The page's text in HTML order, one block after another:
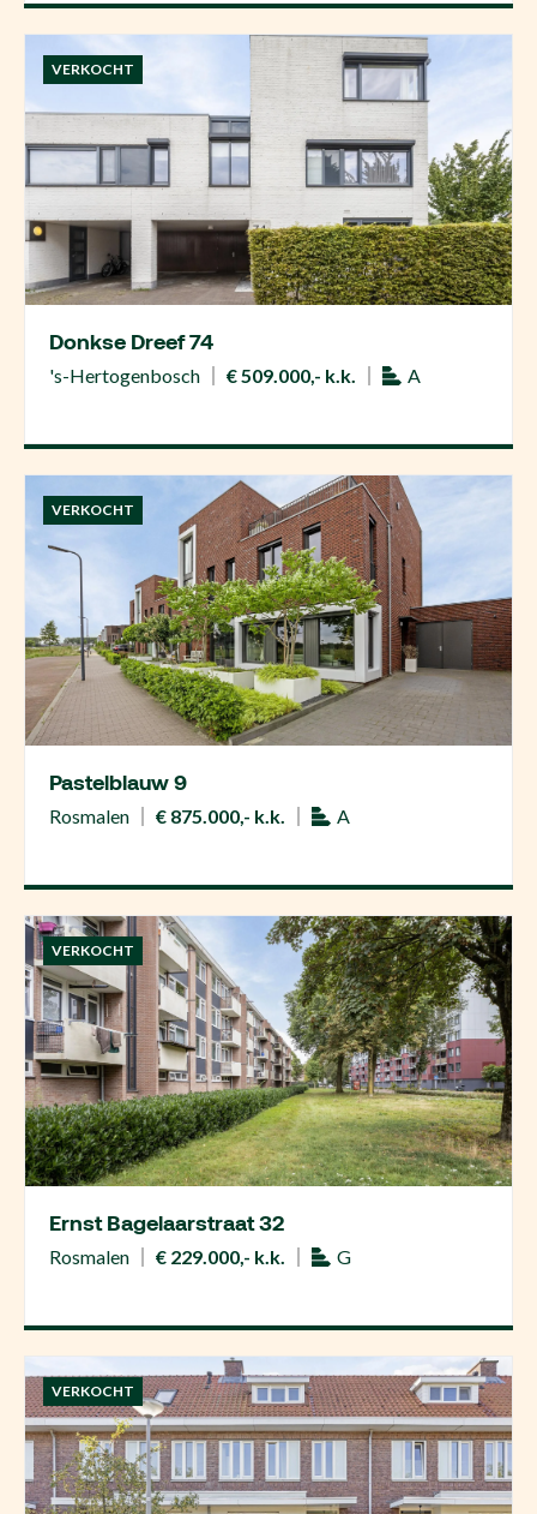
VERKOCHT
Donkse Dreef 74
's-Hertogenbosch € 509.000,- k.k. A
VERKOCHT
Pastelblauw 9
Rosmalen € 875.000,- k.k. A
VERKOCHT
Ernst Bagelaarstraat 32
Rosmalen € 229.000,- k.k. G
VERKOCHT